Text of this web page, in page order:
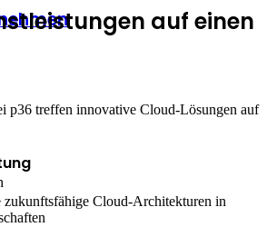
p36 treffen innovative Cloud-Lösungen auf
auf einen
Cloud-Architekturen in